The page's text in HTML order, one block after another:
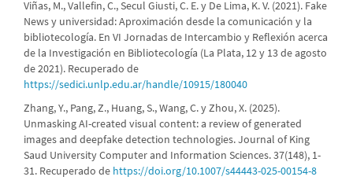
Viñas, M., Vallefin, C., Secul Giusti, C. E. y De Lima, K. V. (2021). Fake
News y universidad: Aproximación desde la comunicación y la
bibliotecología. En VI Jornadas de Intercambio y Reflexión acerca
de la Investigación en Bibliotecología (La Plata, 12 y 13 de agosto
de 2021). Recuperado de
https://sedici.unlp.edu.ar/handle/10915/180040
Zhang, Y., Pang, Z., Huang, S., Wang, C. y Zhou, X. (2025).
Unmasking AI-created visual content: a review of generated
images and deepfake detection technologies. Journal of King
Saud University Computer and Information Sciences. 37(148), 1-
31. Recuperado de https://doi.org/10.1007/s44443-025-00154-8